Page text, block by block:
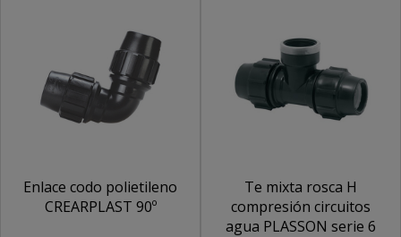
Enlace codo polietileno
CREARPLAST 90º
Te mixta rosca H
compresión circuitos
agua PLASSON serie 6